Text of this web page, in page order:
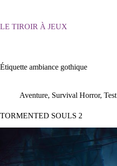
LE TIROIR À JEUX
Étiquette ambiance gothique
Aventure, Survival Horror, Test
TORMENTED SOULS 2